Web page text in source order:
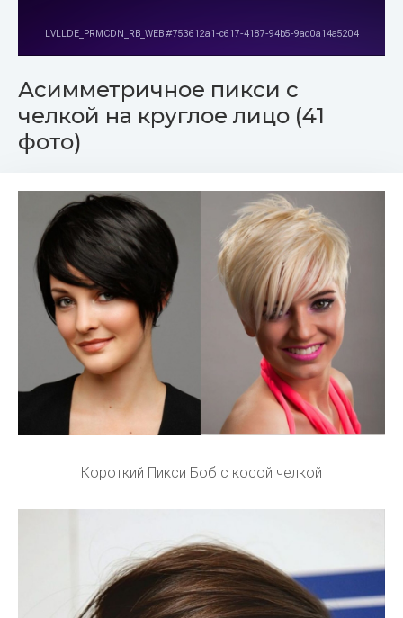
Асимметричное пикси с
челкой на круглое лицо (41
фото)
Короткий Пикси Боб с косой челкой